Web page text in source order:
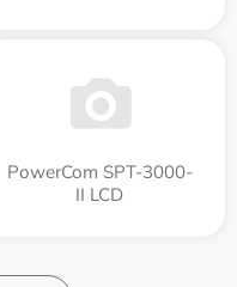
PowerCom SPT-3000-
II LCD